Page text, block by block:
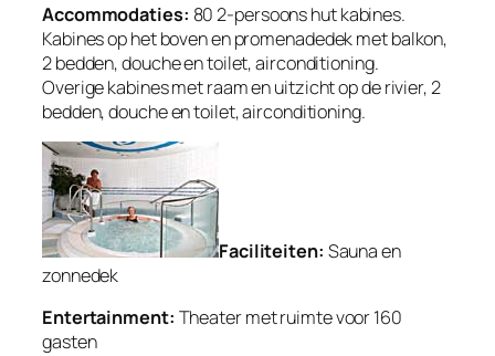
Accommodaties: 80 2-persoons hut kabines.
Kabines op het boven en promenadedek met balkon,
2 bedden, douche en toilet, airconditioning.
Overige kabines met raam en uitzicht op de rivier, 2
bedden, douche en toilet, airconditioning.
Faciliteiten: Sauna en
zonnedek
Entertainment: Theater met ruimte voor 160
gasten